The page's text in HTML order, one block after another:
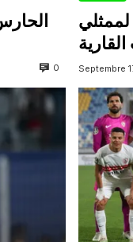
0 Septembre